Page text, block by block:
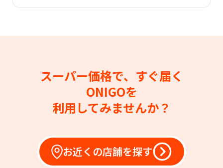
スーパー価格で、すぐ届く
ONIGOを
利用してみませんか？
お近くの店舗を探す